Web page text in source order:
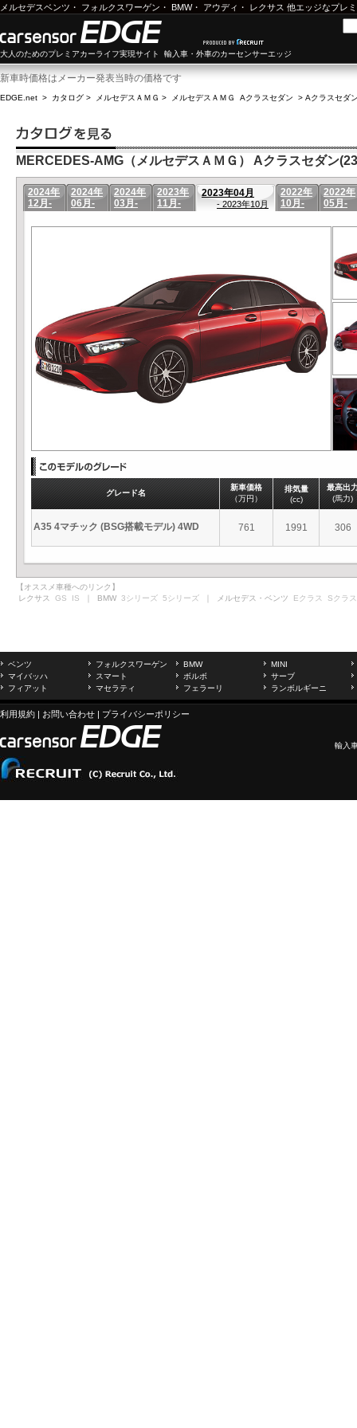
メルセデスベンツ ・ フォルクスワーゲン ・ BMW・ アウディ ・ レクサス 他エッジなプレ
大人のためのプレミアカーライフ実現サイト 輸入車・外車のカーセンサーエッジ
新車時価格はメーカー発表当時の価格です
EDGE.net > カタログ > メルセデスＡＭＧ > メルセデスＡＭＧ Aクラスセダン > Aクラスセダ
MERCEDES-AMG（メルセデスＡＭＧ） Aクラスセダン
2024年
12月-
2024年
06月-
2024年
03月-
2023年
11月-
2023年04月
- 2023年10月
2022年
10月-
2022年
05月-
グレード名
新車価格
（万円）
排気量
(cc)
最高出
(馬力)
A35 4マチック (BSG搭載モデル) 4WD 761 1991 306
【オススメ車種へのリンク】
レクサス GS IS ｜ BMW 3シリーズ 5シリーズ ｜ メルセデス・ベンツ Eクラス Sクラス
ベンツ フォルクスワーゲン BMW
MINI
マイバッハ
スマート ボルボ
サーブ
フィアット
マセラティ フェラーリ ランボルギーニ
利用規約 | お問い合わせ | プライバシーポリシー
輸入